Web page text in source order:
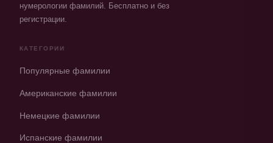
нумерологии фамилий. Бесплатно и без
регистрации.
КАТЕГОРИИ
Популярные фамилии
Американские фамилии
Немецкие фамилии
Испанские фамилии